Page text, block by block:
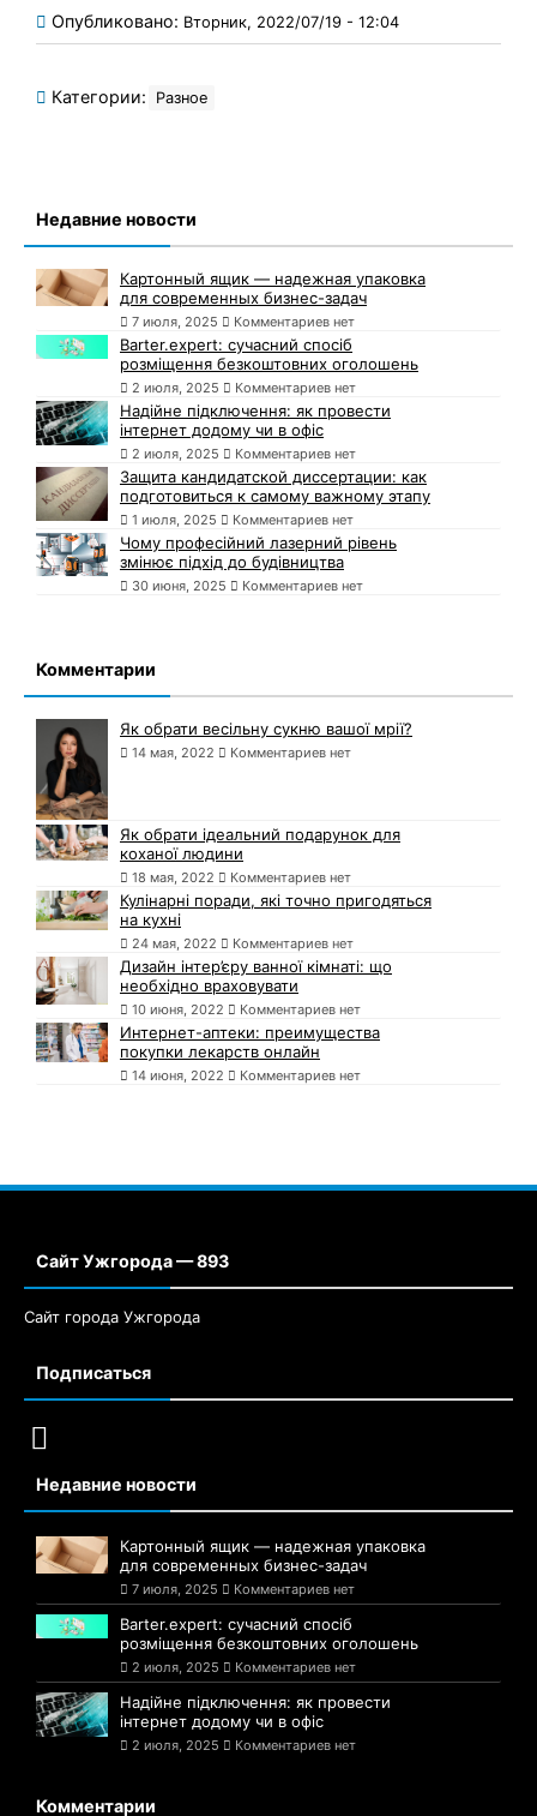
Опубликовано: Вторник, 2022/07/19 - 12:04
Категории: Разное
Недавние новости
Картонный ящик — надежная упаковка
для современных бизнес-задач
7 июля, 2025 Комментариев нет
Barter.expert: сучасний спосіб
розміщення безкоштовних оголошень
2 июля, 2025 Комментариев нет
Надійне підключення: як провести
інтернет додому чи в офіс
2 июля, 2025 Комментариев нет
Защита кандидатской диссертации: как
подготовиться к самому важному этапу
1 июля, 2025 Комментариев нет
Чому професійний лазерний рівень
змінює підхід до будівництва
30 июня, 2025 Комментариев нет
Комментарии
Як обрати весільну сукню вашої мрії?
14 мая, 2022 Комментариев нет
Як обрати ідеальний подарунок для
коханої людини
18 мая, 2022 Комментариев нет
Кулінарні поради, які точно пригодяться
на кухні
24 мая, 2022 Комментариев нет
Дизайн інтер’єру ванної кімнаті: що
необхідно враховувати
10 июня, 2022 Комментариев нет
Интернет-аптеки: преимущества
покупки лекарств онлайн
14 июня, 2022 Комментариев нет
Сайт Ужгорода — 893
Сайт города Ужгорода
Подписаться
Недавние новости
Картонный ящик — надежная упаковка
для современных бизнес-задач
7 июля, 2025 Комментариев нет
Barter.expert: сучасний спосіб
розміщення безкоштовних оголошень
2 июля, 2025 Комментариев нет
Надійне підключення: як провести
інтернет додому чи в офіс
2 июля, 2025 Комментариев нет
Комментарии